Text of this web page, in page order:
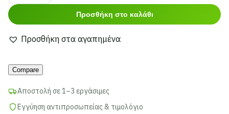
LED
φακός
GLCSNTA2301,
έως
50lm,
γκρι
Προσθήκη στο καλάθι
Προσθήκη στα αγαπημένα
Compare
Αποστολή σε 1–3 εργάσιμες
Εγγύηση αντιπροσωπείας & τιμολόγιο